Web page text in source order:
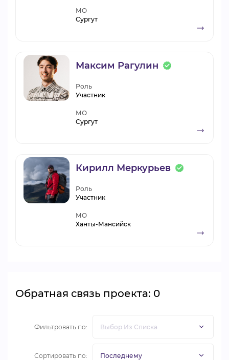
МО
Сургут
Максим Рагулин
Роль
Участник
МО
Сургут
Кирилл Меркурьев
Роль
Участник
МО
Ханты-Мансийск
Обратная связь проекта: 0
Фильтровать по:
Сортировать по: